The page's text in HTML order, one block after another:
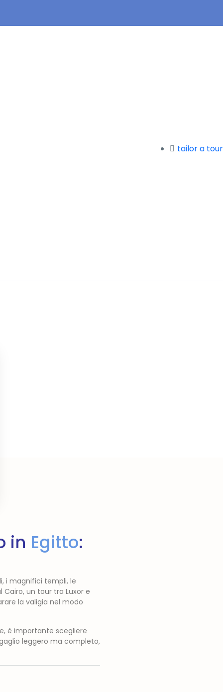
tailor a tour
in Egitto:
i magnifici templi, le
Cairo, un tour tra Luxor e
la valigia nel modo
è importante scegliere
leggero ma completo,